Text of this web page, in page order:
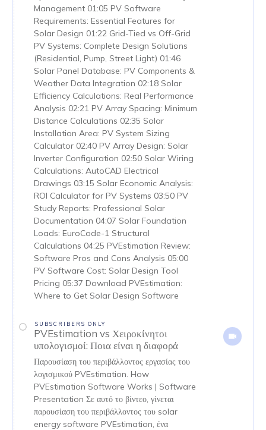
Management 01:05 PV Software
Requirements: Essential Features for
Solar Design 01:22 Grid-Tied vs Off-Grid
PV Systems: Complete Design Solutions
(Residential, Pump, Street Light) 01:46
Solar Panel Database: PV Components &
Weather Data Integration 02:18 Solar
Efficiency Calculations: Real Performance
Analysis 02:21 PV Array Spacing: Minimum
Distance Calculations 02:35 Solar
Installation Area: PV System Sizing
Calculator 02:40 PV Array Design: Solar
Inverter Configuration 02:50 Solar Wiring
Calculations: AutoCAD Electrical
Drawings 03:15 Solar Economic Analysis:
ROI Calculator for PV Systems 03:50 PV
Study Reports: Professional Solar
Documentation 04:07 Solar Foundation
Loads: EuroCode-1 Structural
Calculations 04:25 PVEstimation Review:
Software Pros and Cons Analysis 05:00
PV Software Cost: Solar Design Tool
Pricing 05:37 Download PVEstimation:
Where to Get Solar Design Software
SUBSCRIBERS ONLY
PVEstimation vs Χειροκίνητοι
υπολογισμοί: Ποια είναι η διαφορά
Παρουσίαση του περιβάλλοντος εργασίας του
λογισμικού PVEstimation. How
PVEstimation Software Works | Software
Presentation Σε αυτό το βίντεο, γίνεται
παρουσίαση του περιβάλλοντος του solar
energy software PVEstimation, ένα